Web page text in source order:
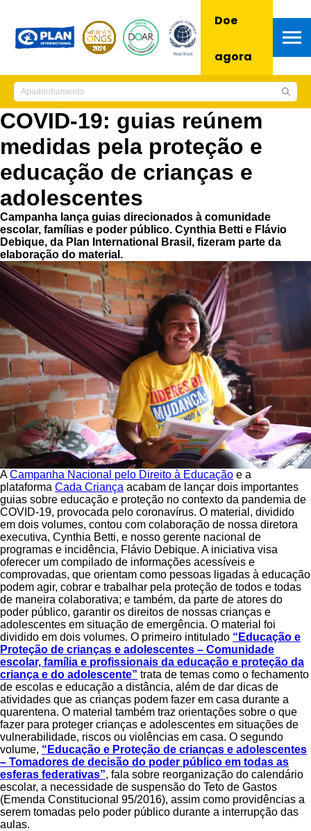
Doe
agora
COVID-19: guias reúnem
medidas pela proteção e
educação de crianças e
adolescentes
Campanha lança guias direcionados à comunidade
escolar, famílias e poder público. Cynthia Betti e Flávio
Debique, da Plan International Brasil, fizeram parte da
elaboração do material.
ACampanha Nacional pelo Direito à Educação e a
plataforma Cada Criança acabam de lançar dois importantes
guias sobre educação e proteção no contexto da pandemia de
COVID-19, provocada pelo coronavírus. O material, dividido
em dois volumes, contou com colaboração de nossa diretora
executiva, Cynthia Betti, e nosso gerente nacional de
programas e incidência, Flávio Debique. A iniciativa visa
oferecer um compilado de informações acessíveis e
comprovadas, que orientam como pessoas ligadas à educação
podem agir, cobrar e trabalhar pela proteção de todos e todas
de maneira colaborativa; e também, da parte de atores do
poder público, garantir os direitos de nossas crianças e
adolescentes em situação de emergência. O material foi
dividido em dois volumes. O primeiro intitulado “Educação e
Proteção de crianças e adolescentes – Comunidade
escolar, família e profissionais da educação e proteção da
criança e do adolescente” trata de temas como o fechamento
de escolas e educação a distância, além de dar dicas de
atividades que as crianças podem fazer em casa durante a
quarentena. O material também traz orientações sobre o que
fazer para proteger crianças e adolescentes em situações de
vulnerabilidade, riscos ou violências em casa. O segundo
volume, “Educação e Proteção de crianças e adolescentes
– Tomadores de decisão do poder público em todas as
esferas federativas”, fala sobre reorganização do calendário
escolar, a necessidade de suspensão do Teto de Gastos
(Emenda Constitucional 95/2016), assim como providências a
serem tomadas pelo poder público durante a interrupção das
aulas.